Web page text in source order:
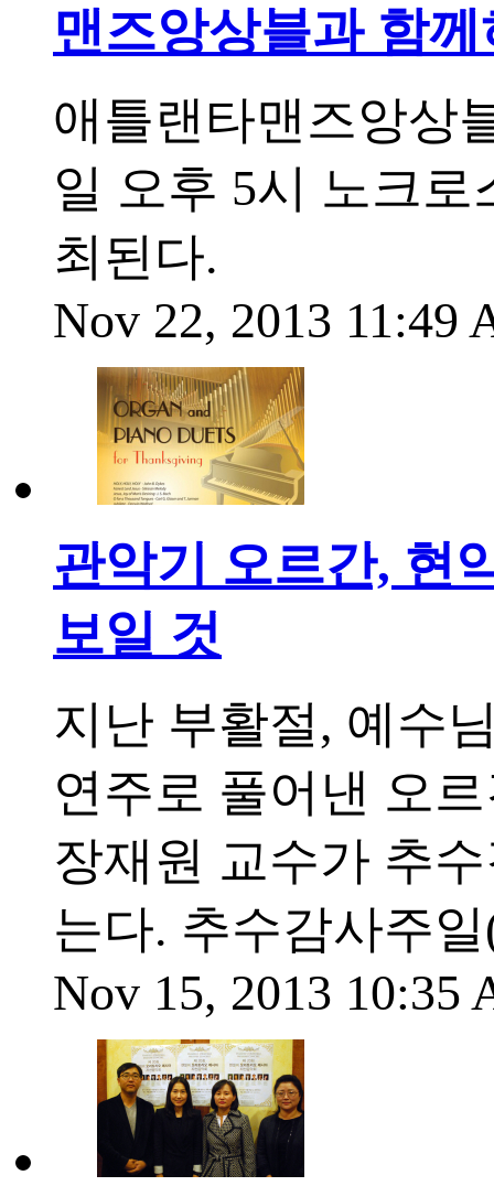
맨즈앙상블과 함
애틀랜타맨즈앙상
일 오후 5시 노크
최된다.
Nov 22, 2013 11:49
관악기 오르간, 현
보일 것
지난 부활절, 예수
연주로 풀어낸 오
장재원 교수가 추
는다. 추수감사주
Nov 15, 2013 10:35